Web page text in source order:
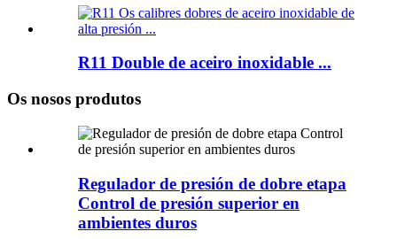
R11 Double de aceiro inoxidable ...
Os nosos produtos
Regulador de presión de dobre etapa
Control de presión superior en
ambientes duros